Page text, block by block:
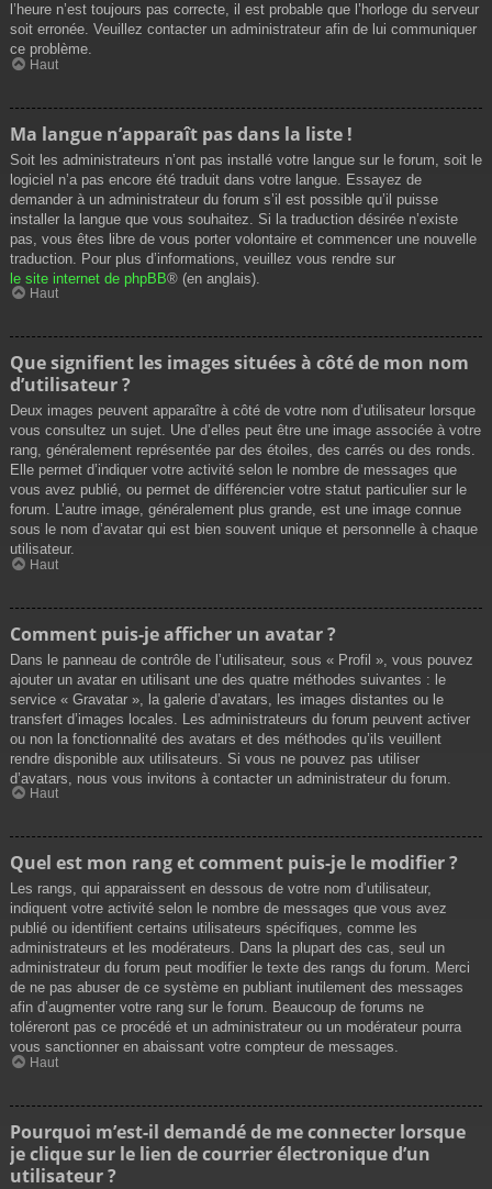
l’heure n’est toujours pas correcte, il est probable que l’horloge du serveur
soit erronée. Veuillez contacter un administrateur afin de lui communiquer
ce problème.
Haut
Ma langue n’apparaît pas dans la liste !
Soit les administrateurs n’ont pas installé votre langue sur le forum, soit le
logiciel n’a pas encore été traduit dans votre langue. Essayez de
demander à un administrateur du forum s’il est possible qu’il puisse
installer la langue que vous souhaitez. Si la traduction désirée n’existe
pas, vous êtes libre de vous porter volontaire et commencer une nouvelle
traduction. Pour plus d’informations, veuillez vous rendre sur
le site internet de phpBB® (en anglais).
Haut
Que signifient les images situées à côté de mon nom
d’utilisateur ?
Deux images peuvent apparaître à côté de votre nom d’utilisateur lorsque
vous consultez un sujet. Une d’elles peut être une image associée à votre
rang, généralement représentée par des étoiles, des carrés ou des ronds.
Elle permet d’indiquer votre activité selon le nombre de messages que
vous avez publié, ou permet de différencier votre statut particulier sur le
forum. L’autre image, généralement plus grande, est une image connue
sous le nom d’avatar qui est bien souvent unique et personnelle à chaque
utilisateur.
Haut
Comment puis-je afficher un avatar ?
Dans le panneau de contrôle de l’utilisateur, sous « Profil », vous pouvez
ajouter un avatar en utilisant une des quatre méthodes suivantes : le
service « Gravatar », la galerie d’avatars, les images distantes ou le
transfert d’images locales. Les administrateurs du forum peuvent activer
ou non la fonctionnalité des avatars et des méthodes qu’ils veuillent
rendre disponible aux utilisateurs. Si vous ne pouvez pas utiliser
d’avatars, nous vous invitons à contacter un administrateur du forum.
Haut
Quel est mon rang et comment puis-je le modifier ?
Les rangs, qui apparaissent en dessous de votre nom d’utilisateur,
indiquent votre activité selon le nombre de messages que vous avez
publié ou identifient certains utilisateurs spécifiques, comme les
administrateurs et les modérateurs. Dans la plupart des cas, seul un
administrateur du forum peut modifier le texte des rangs du forum. Merci
de ne pas abuser de ce système en publiant inutilement des messages
afin d’augmenter votre rang sur le forum. Beaucoup de forums ne
toléreront pas ce procédé et un administrateur ou un modérateur pourra
vous sanctionner en abaissant votre compteur de messages.
Haut
Pourquoi m’est-il demandé de me connecter lorsque
je clique sur le lien de courrier électronique d’un
utilisateur ?